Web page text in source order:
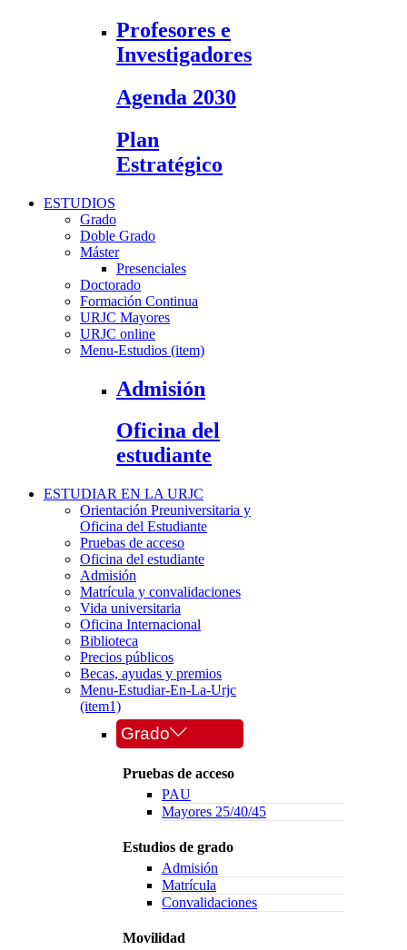
Profesores e
Investigadores
Agenda 2030
Plan
Estratégico
ESTUDIOS
Grado
Doble Grado
Máster
Presenciales
Doctorado
Formación Continua
URJC Mayores
URJC online
Menu-Estudios (item)
Admisión
Oficina del
estudiante
ESTUDIAR EN LA URJC
Orientación Preuniversitaria y
Oficina del Estudiante
Pruebas de acceso
Oficina del estudiante
Admisión
Matrícula y convalidaciones
Vida universitaria
Oficina Internacional
Biblioteca
Precios públicos
Becas, ayudas y premios
Menu-Estudiar-En-La-Urjc
(item1)
Grado
Pruebas de acceso
PAU
Mayores 25/40/45
Estudios de grado
Admisión
Matrícula
Convalidaciones
Movilidad